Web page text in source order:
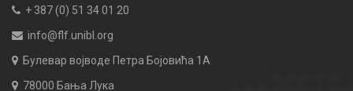
+ 387 (0) 51 34 01 20
info@flf.unibl.org
Булевар војводе Петра Бојовића 1А
78000 Бања Лука